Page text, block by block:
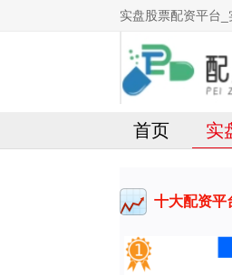
实盘股票配资平台
首页 实
十大配资平